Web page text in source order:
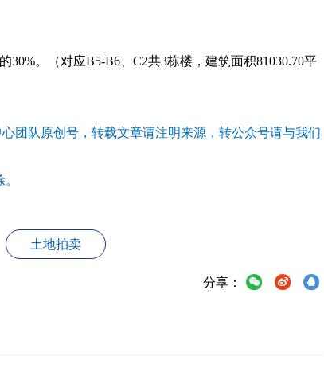
30%。（对应B5-B6、C2共3栋楼，建筑面积81030.70平
团队原创号，转载文章请注明来源，转公众号请与我们
土地拍卖
分享：